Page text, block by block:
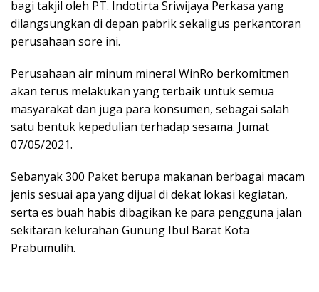
o
k
p
p
n g
bagi takjil oleh PT. Indotirta Sriwijaya Perkasa yang
dilangsungkan di depan pabrik sekaligus perkantoran
perusahaan sore ini.
Perusahaan air minum mineral WinRo berkomitmen
akan terus melakukan yang terbaik untuk semua
masyarakat dan juga para konsumen, sebagai salah
satu bentuk kepedulian terhadap sesama. Jumat
07/05/2021.
Sebanyak 300 Paket berupa makanan berbagai macam
jenis sesuai apa yang dijual di dekat lokasi kegiatan,
serta es buah habis dibagikan ke para pengguna jalan
sekitaran kelurahan Gunung Ibul Barat Kota
Prabumulih.